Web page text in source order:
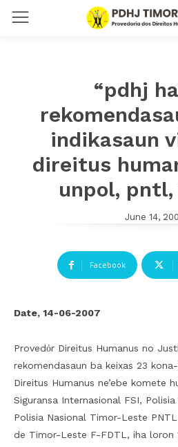
“pdhj
indikasaun
direitus
unpol,
June 14,
Facebook
Date, 14-06-2007
Provedόr Direitus Humanus no
rekomendasaun ba keixas 23
Direitus Humanus ne’ebe komete
Siguransa Internasional FSI, Polisia
Polisia Nasional Timor-Leste
de Timor-Leste F-FDTL, iha loron